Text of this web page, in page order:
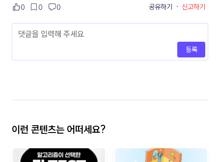
0 0 0 공유하기 · 신고하기
등록
이런 콘텐츠는 어떠세요?